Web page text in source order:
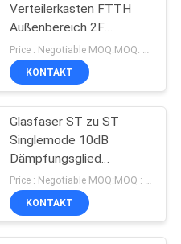
ONU
25
Verteilerkasten FTTH
Außenbereich 2F
Zugangsklemmenkasten
IP55 Schutzart
KONTAKT
Glasfaser ST zu ST
Singlemode 10dB
Dämpfungsglied
Netzwerkanwendung
Wellenlänge 1260 bis
1620nm
Price : Negotiable MOQ:MOQ : 10PCS
KONTAKT